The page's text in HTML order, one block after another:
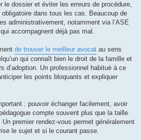
le dossier et éviter les erreurs de procédure,
obligatoire dans tous les cas. Beaucoup de
administrativement, notamment via l’ASE
accompagnent déjà pas mal.
de trouver le meilleur avocat au sens
qui connaît bien le droit de la famille et
d’adoption. Un professionnel habitué à ce
les points bloquants et expliquer
: pouvoir échanger facilement, avoir
compte souvent plus que la taille
premier rendez-vous permet généralement
le sujet et si le courant passe.